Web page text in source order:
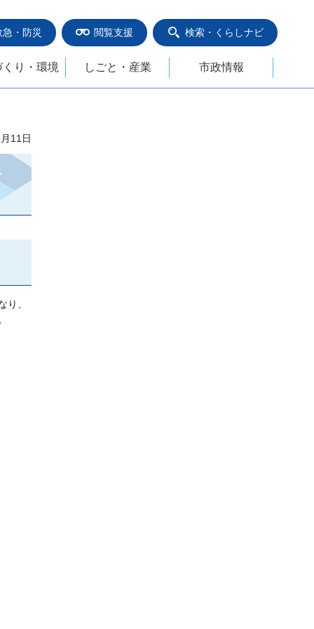
急・防災 閲覧支援 検索・くらしナビ
くり・環境 しごと・産業 市政情報
11日
り、